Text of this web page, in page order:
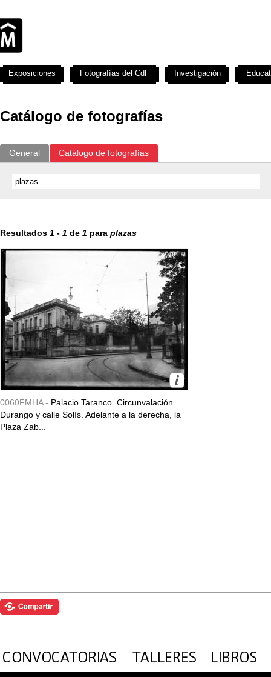
Catálogo de fotografías
General Catálogo de fotografías
Resultados 1 - 1 de 1 para plazas
0060FMHA - Palacio Taranco. Circunvalación
Durango y calle Solís. Adelante a la derecha, la
Plaza Zab...
Exposiciones Fotografías del CdF Investigación